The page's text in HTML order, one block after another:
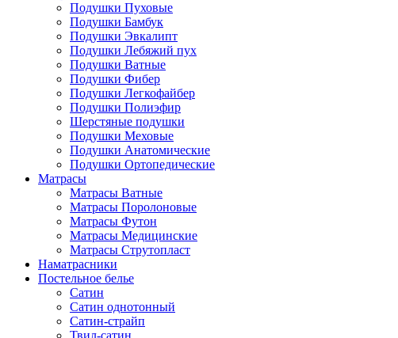
Подушки Пуховые
Подушки Бамбук
Подушки Эвкалипт
Подушки Лебяжий пух
Подушки Ватные
Подушки Фибер
Подушки Легкофайбер
Подушки Полиэфир
Шерстяные подушки
Подушки Меховые
Подушки Анатомические
Подушки Ортопедические
Матрасы
Матрасы Ватные
Матрасы Поролоновые
Матрасы Футон
Матрасы Медицинские
Матрасы Струтопласт
Наматрасники
Постельное белье
Сатин
Сатин однотонный
Сатин-страйп
Твил-сатин